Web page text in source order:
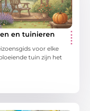
en tuinieren
voor elke
tuin zijn het